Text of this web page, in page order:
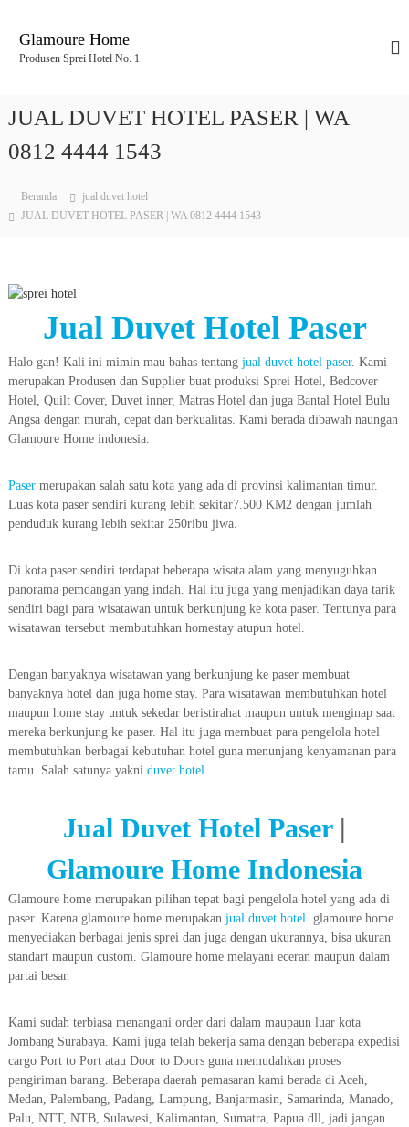
Glamoure Home
Produsen Sprei Hotel No. 1
JUAL DUVET HOTEL PASER | WA
0812 4444 1543
Beranda
jual duvet hotel
JUAL DUVET HOTEL PASER | WA 0812 4444 1543
Jual Duvet Hotel Paser
Halo gan! Kali ini mimin mau bahas tentang jual duvet hotel paser. Kami
merupakan Produsen dan Supplier buat produksi Sprei Hotel, Bedcover
Hotel, Quilt Cover, Duvet inner, Matras Hotel dan juga Bantal Hotel Bulu
Angsa dengan murah, cepat dan berkualitas. Kami berada dibawah naungan
Glamoure Home indonesia.
Pasermerupakan salah satu kota yang ada di provinsi kalimantan timur.
Luas kota paser sendiri kurang lebih sekitar7.500 KM2 dengan jumlah
penduduk kurang lebih sekitar 250ribu jiwa.
Di kota paser sendiri terdapat beberapa wisata alam yang menyuguhkan
panorama pemdangan yang indah. Hal itu juga yang menjadikan daya tarik
sendiri bagi para wisatawan untuk berkunjung ke kota paser. Tentunya para
wisatawan tersebut membutuhkan homestay atupun hotel.
Dengan banyaknya wisatawan yang berkunjung ke paser membuat
banyaknya hotel dan juga home stay. Para wisatawan membutuhkan hotel
maupun home stay untuk sekedar beristirahat maupun untuk menginap saat
mereka berkunjung ke paser. Hal itu juga membuat para pengelola hotel
membutuhkan berbagai kebutuhan hotel guna menunjang kenyamanan para
tamu. Salah satunya yakni duvet hotel.
Jual Duvet Hotel Paser|
Glamoure Home Indonesia
Glamoure home merupakan pilihan tepat bagi pengelola hotel yang ada di
paser. Karena glamoure home merupakan jual duvet hotel. glamoure home
menyediakan berbagai jenis sprei dan juga dengan ukurannya, bisa ukuran
standart maupun custom. Glamoure home melayani eceran maupun dalam
partai besar.
Kami sudah terbiasa menangani order dari dalam maupaun luar kota
Jombang Surabaya. Kami juga telah bekerja sama dengan beberapa expedisi
cargo Port to Port atau Door to Doors guna memudahkan proses
pengiriman barang. Beberapa daerah pemasaran kami berada di Aceh,
Medan, Palembang, Padang, Lampung, Banjarmasin, Samarinda, Manado,
Palu, NTT, NTB, Sulawesi, Kalimantan, Sumatra, Papua dll, jadi jangan